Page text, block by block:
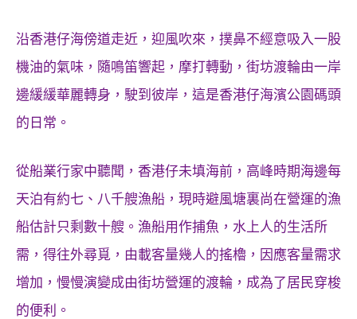
沿香港仔海傍道走近，迎風吹來，撲鼻不經意吸入一股
機油的氣味，隨鳴笛響起，摩打轉動，街坊渡輪由一岸
邊緩緩華麗轉身，駛到彼岸，這是香港仔海濱公園碼頭
的日常。
從船業行家中聽聞，香港仔未填海前，高峰時期海邊每
天泊有約七、八千艘漁船，現時避風塘裏尚在營運的漁
船估計只剩數十艘。漁船用作捕魚，水上人的生活所
需，得往外尋覓，由載客量幾人的搖櫓，因應客量需求
增加，慢慢演變成由街坊營運的渡輪，成為了居民穿梭
的便利。